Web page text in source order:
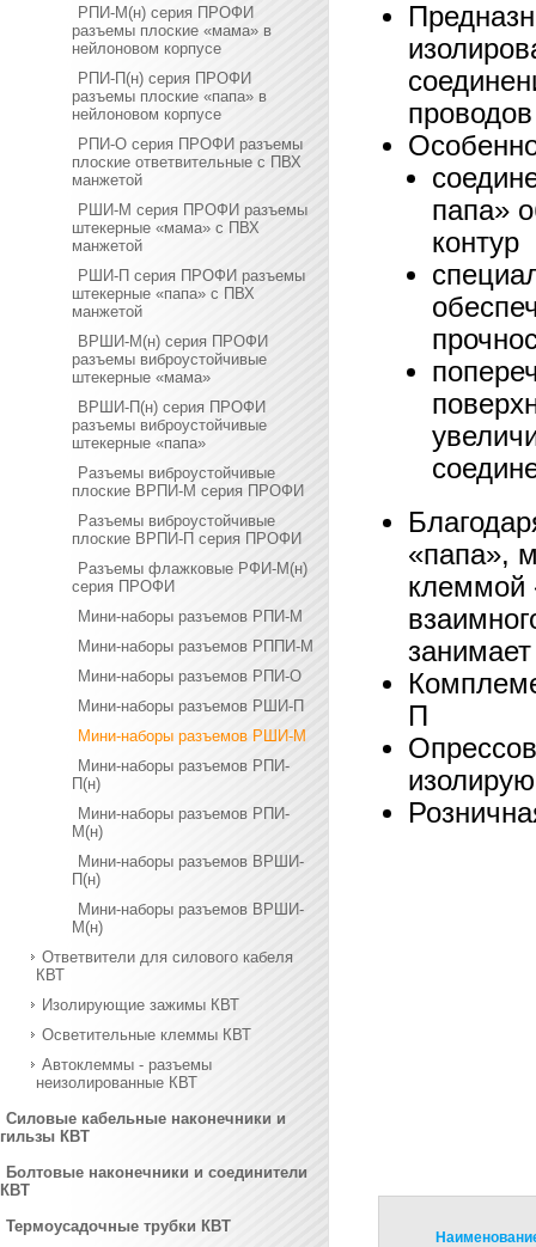
РПИ-М(н) серия ПРОФИ
разъемы плоские «мама» в
нейлоновом корпусе
РПИ-П(н) серия ПРОФИ
разъемы плоские «папа» в
нейлоновом корпусе
РПИ-О серия ПРОФИ разъемы
плоские ответвительные с ПВХ
манжетой
РШИ-М серия ПРОФИ разъемы
штекерные «мама» с ПВХ
манжетой
РШИ-П серия ПРОФИ разъемы
штекерные «папа» с ПВХ
манжетой
ВРШИ-М(н) серия ПРОФИ
разъемы виброустойчивые
штекерные «мама»
ВРШИ-П(н) серия ПРОФИ
разъемы виброустойчивые
штекерные «папа»
Разъемы виброустойчивые
плоские ВРПИ-М серия ПРОФИ
Разъемы виброустойчивые
плоские ВРПИ-П серия ПРОФИ
Разъемы флажковые РФИ-М(н)
серия ПРОФИ
Мини-наборы разъемов РПИ-М
Мини-наборы разъемов РППИ-М
Мини-наборы разъемов РПИ-О
Мини-наборы разъемов РШИ-П
Мини-наборы разъемов РШИ-М
Мини-наборы разъемов РПИ-
П(н)
Мини-наборы разъемов РПИ-
М(н)
Мини-наборы разъемов ВРШИ-
П(н)
Мини-наборы разъемов ВРШИ-
М(н)
Ответвители для силового кабеля
КВТ
Изолирующие зажимы КВТ
Осветительные клеммы КВТ
Автоклеммы - разъемы
неизолированные КВТ
Силовые кабельные наконечники и
гильзы КВТ
Болтовые наконечники и соединители
КВТ
Термоусадочные трубки КВТ
папа»
контур
«папа»,
клеммой
П